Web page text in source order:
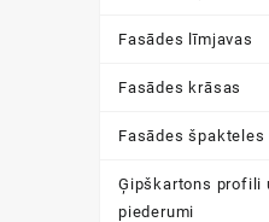
Fasādes līmjavas
Fasādes krāsas
Fasādes špakteles
Ģipškartons profili
piederumi